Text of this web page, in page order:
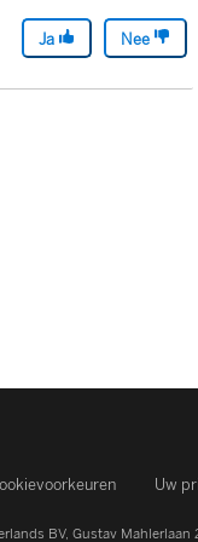
Ja Nee
Uw
BV, Gustav